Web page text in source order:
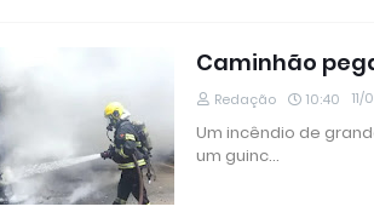
Caminhão
Redação 10:40
Um incêndio de
um guinc…